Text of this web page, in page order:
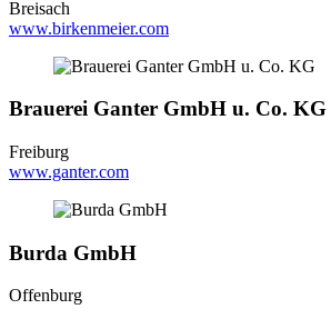
Breisach
www.birkenmeier.com
Brauerei Ganter GmbH u. Co. KG
Freiburg
www.ganter.com
Burda GmbH
Offenburg